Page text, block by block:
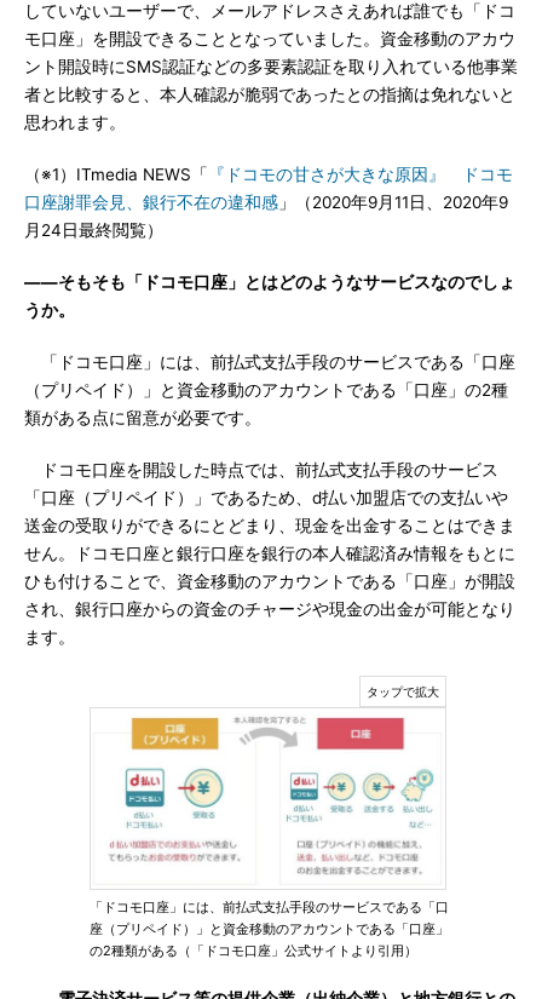
していないユーザーで、メールアドレスさえあれば誰でも「ドコ
モ口座」を開設できることとなっていました。資金移動のアカウ
ント開設時にSMS認証などの多要素認証を取り入れている他事業
者と比較すると、本人確認が脆弱であったとの指摘は免れないと
思われます。
（※1）ITmedia NEWS「
『ドコモの甘さが大きな原因』 ドコモ
口座謝罪会見、銀行不在の違和感 」（2020年9月11日、2020年9
月24日最終閲覧）
――そもそも「ドコモ口座」とはどのようなサービスなのでしょ
うか。
「ドコモ口座」には、前払式支払手段のサービスである「口座
（プリペイド）」と資金移動のアカウントである「口座」の2種
類がある点に留意が必要です。
ドコモ口座を開設した時点では、前払式支払手段のサービス
「口座（プリペイド）」であるため、d払い加盟店での支払いや
送金の受取りができるにとどまり、現金を出金することはできま
せん。ドコモ口座と銀行口座を銀行の本人確認済み情報をもとに
ひも付けることで、資金移動のアカウントである「口座」が開設
され、銀行口座からの資金のチャージや現金の出金が可能となり
ます。
「ドコモ口座」には、前払式支払手段のサービスである「口
座（プリペイド）」と資金移動のアカウントである「口座」
の2種類がある（「ドコモ口座」公式サイトより引用）